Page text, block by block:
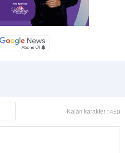
Kalan karakter : 450